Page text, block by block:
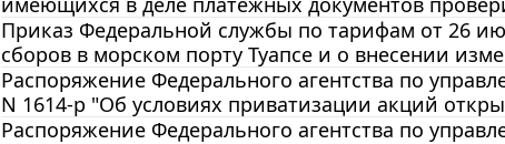
Приказ Федеральной службы по тарифам от 26
сборов в морском порту Туапсе и о внесении
Распоряжение Федерального агентства по
N 1614-р "Об условиях приватизации акций
Распоряжение Федерального агентства по